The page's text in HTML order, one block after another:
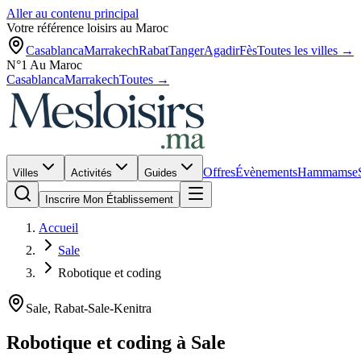
Aller au contenu principal
Votre référence loisirs au Maroc
CasablancaMarrakechRabatTangerAgadirFèsToutes les villes →
N°1 Au Maroc
CasablancaMarrakechToutes →
Villes Activités Guides OffresÉvènementsHammams
Inscrire Mon Établissement
Accueil
Sale
Robotique et coding
Sale, Rabat-Sale-Kenitra
Robotique et coding à Sale